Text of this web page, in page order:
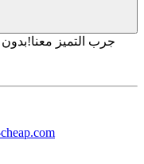
جرب التميز معنا!